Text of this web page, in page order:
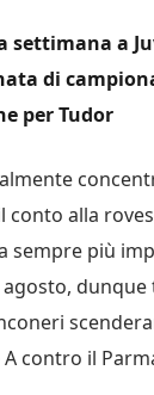
settimana a
di
per Tudor
conto alla
sempre più
agosto, dunque
contro il